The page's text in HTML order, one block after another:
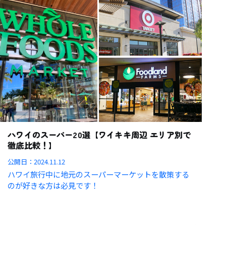
ハワイのスーパー20選【ワイキキ周辺 エリア別で
徹底比較！】
公開日：2024.11.12
ハワイ旅行中に地元のスーパーマーケットを散策する
のが好きな方は必見です！